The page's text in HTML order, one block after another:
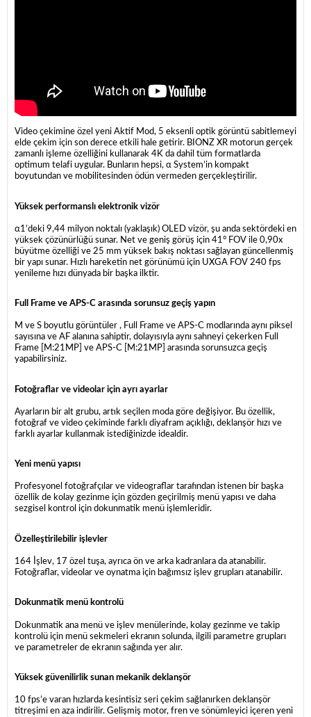
Video çekimine özel yeni Aktif Mod, 5 eksenli optik görüntü sabitlemeyi
elde çekim için son derece etkili hale getirir. BIONZ XR motorun gerçek
zamanlı işleme özelliğini kullanarak 4K da dahil tüm formatlarda
optimum telafi uygular. Bunların hepsi, α System’in kompakt
boyutundan ve mobilitesinden ödün vermeden gerçekleştirilir.
Yüksek performanslı elektronik vizör
α1’deki 9,44 milyon noktalı (yaklaşık) OLED vizör, şu anda sektördeki en
yüksek çözünürlüğü sunar. Net ve geniş görüş için 41° FOV ile 0,90x
büyütme özelliği ve 25 mm yüksek bakış noktası sağlayan güncellenmiş
bir yapı sunar. Hızlı hareketin net görünümü için UXGA FOV 240 fps
yenileme hızı dünyada bir başka ilktir.
Full Frame ve APS-C arasında sorunsuz geçiş yapın
M ve S boyutlu görüntüler , Full Frame ve APS-C modlarında aynı piksel
sayısına ve AF alanına sahiptir, dolayısıyla aynı sahneyi çekerken Full
Frame [M:21MP] ve APS-C [M:21MP] arasında sorunsuzca geçiş
yapabilirsiniz.
Fotoğraflar ve videolar için ayrı ayarlar
Ayarların bir alt grubu, artık seçilen moda göre değişiyor. Bu özellik,
fotoğraf ve video çekiminde farklı diyafram açıklığı, deklanşör hızı ve
farklı ayarlar kullanmak istediğinizde idealdir.
Yeni menü yapısı
Profesyonel fotoğrafçılar ve videograflar tarafından istenen bir başka
özellik de kolay gezinme için gözden geçirilmiş menü yapısı ve daha
sezgisel kontrol için dokunmatik menü işlemleridir.
Özelleştirilebilir işlevler
164 İşlev, 17 özel tuşa, ayrıca ön ve arka kadranlara da atanabilir.
Fotoğraflar, videolar ve oynatma için bağımsız işlev grupları atanabilir.
Dokunmatik menü kontrolü
Dokunmatik ana menü ve işlev menülerinde, kolay gezinme ve takip
kontrolü için menü sekmeleri ekranın solunda, ilgili parametre grupları
ve parametreler de ekranın sağında yer alır.
Yüksek güvenilirlik sunan mekanik deklanşör
10 fps’e varan hızlarda kesintisiz seri çekim sağlanırken deklanşör
titreşimi en aza indirilir. Gelişmiş motor, fren ve sönümleyici içeren yeni